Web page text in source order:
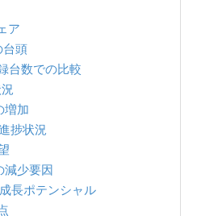
ア
台頭
台数での比較
増加
捗状況
減少要因
長ポテンシャル